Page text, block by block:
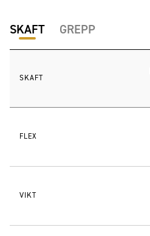
SKAFT GREPP
SKAFT
FLEX
VIKT